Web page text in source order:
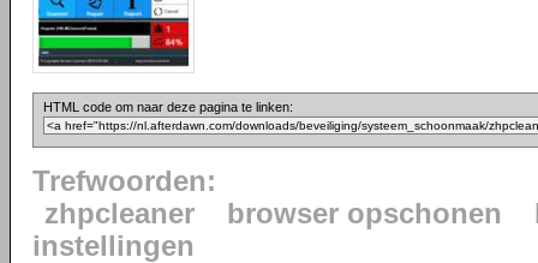
HTML code om naar deze pagina te linken:
Trefwoorden:
zhpcleaner
browser opschonen
instellingen